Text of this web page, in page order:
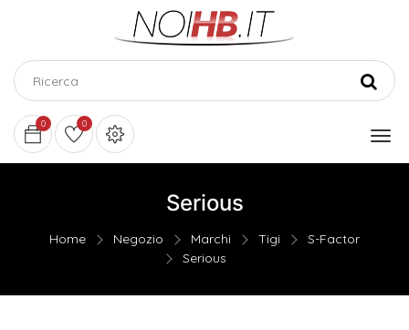
0 0
Serious
Home Negozio Marchi Tigi
S-Factor
Serious